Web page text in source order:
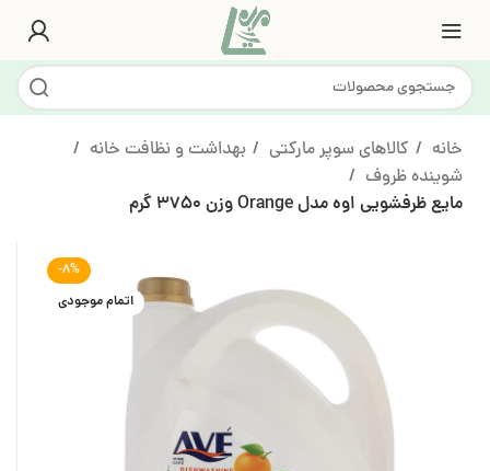
خانه کالاهای سوپر مارکتی
بهداشت و نظافت خانه
شوینده ظروف
مایع ظرفشویی اوه مدل Orange وزن 3750 گرم
-8%
اتمام موجودی